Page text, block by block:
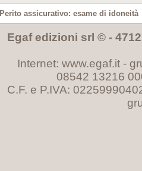
Perito assicurativo: esame di idoneità
Egaf edizioni srl © -
Internet: www.egaf.it -
08542 13216
C.F. e P.IVA: